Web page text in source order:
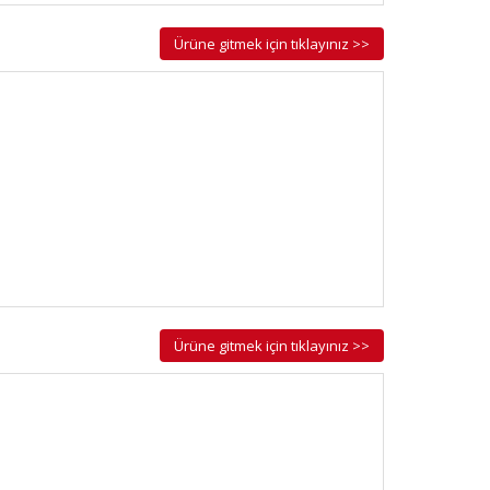
Ürüne gitmek için tıklayınız >>
Ürüne gitmek için tıklayınız >>